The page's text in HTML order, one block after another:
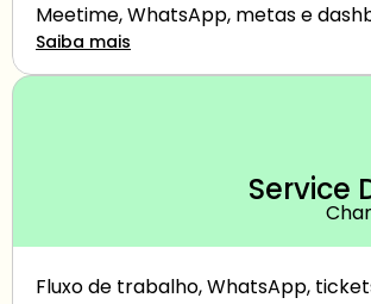
Meetime, WhatsApp, metas e
Saiba mais
Service
Fluxo de trabalho, WhatsApp,